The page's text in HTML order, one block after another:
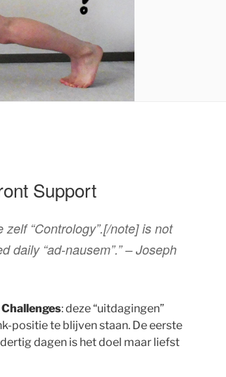
Support
“Contrology”.[/note] is not
daily “ad-nausem”.” – Joseph
: deze “uitdagingen”
positie te blijven staan. De eerste
dagen is het doel maar liefst